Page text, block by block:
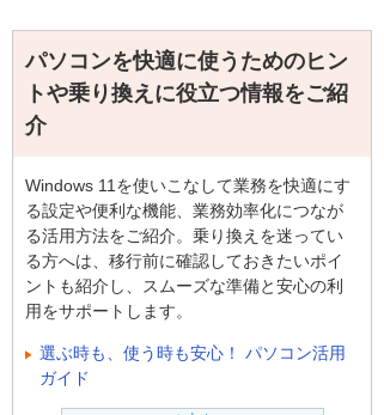
パソコンを快適に使うためのヒン
トや乗り換えに役立つ情報をご紹
介
Windows 11を使いこなして業務を快適にす
る設定や便利な機能、業務効率化につなが
る活用方法をご紹介。乗り換えを迷ってい
る方へは、移行前に確認しておきたいポイ
ントも紹介し、スムーズな準備と安心の利
用をサポートします。
選ぶ時も、使う時も安心！ パソコン活用
ガイド